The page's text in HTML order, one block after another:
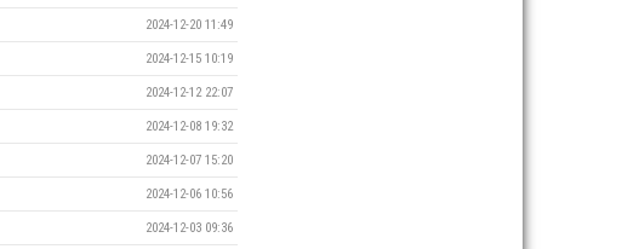
2024-12-20 11:49
2024-12-15 10:19
2024-12-12 22:07
2024-12-08 19:32
2024-12-07 15:20
2024-12-06 10:56
2024-12-03 09:36